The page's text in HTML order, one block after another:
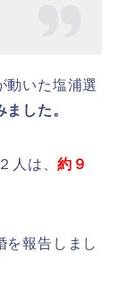
動いた塩浦選
した。
人は、約９
を報告しまし